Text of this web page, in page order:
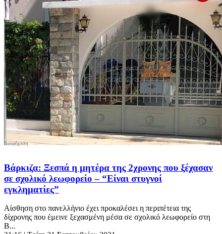
Βάρκιζα: Ξεσπά η μητέρα της 2χρονης που ξέχασαν
σε σχολικό λεωφορείο – “Είναι στυγνοί
εγκληματίες”
Αίσθηση στο πανελλήνιο έχει προκαλέσει η περιπέτεια της
δίχρονης που έμεινε ξεχασμένη μέσα σε σχολικό λεωφορείο στη
Β...